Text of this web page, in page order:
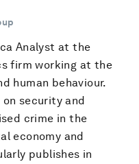
Analyst at the
firm working at the
human behaviour.
security and
crime in the
economy and
publishes in